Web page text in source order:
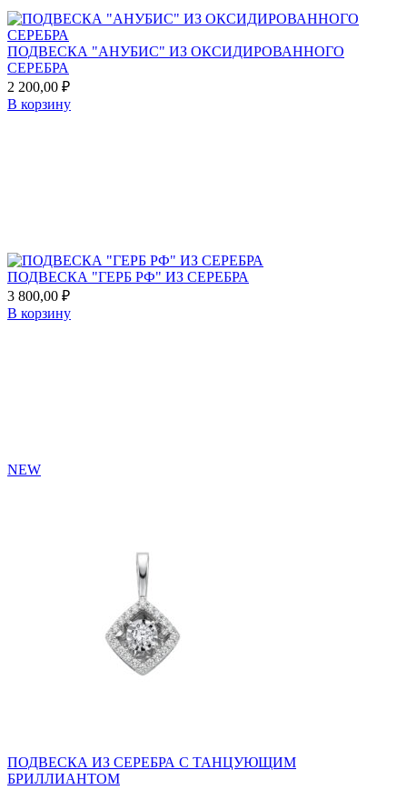
ПОДВЕСКА "АНУБИС" ИЗ ОКСИДИРОВАННОГО
СЕРЕБРА
2 200,00 ₽
В корзину
ПОДВЕСКА "ГЕРБ РФ" ИЗ СЕРЕБРА
3 800,00 ₽
В корзину
NEW
ПОДВЕСКА ИЗ СЕРЕБРА С ТАНЦУЮЩИМ
БРИЛЛИАНТОМ